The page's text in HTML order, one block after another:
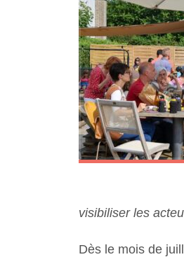
visibiliser les
Dès le mois de